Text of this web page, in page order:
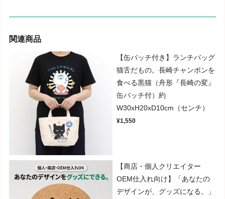
関連商品
【缶バッチ付き】ランチバッグ
猫舌だもの。長崎チャンポンを
食べる黒猫（舟形『長崎の変』
缶バッチ付）約
W30xH20xD10cm（センチ）
¥1,550
【商店・個人クリエイター
OEM仕入れ向け】「あなたの
デザインが、グッズになる。」